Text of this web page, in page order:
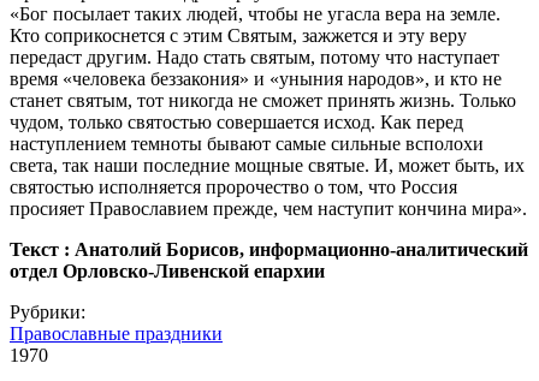
«Бог посылает таких людей, чтобы не угасла вера на земле.
Кто соприкоснется с этим Святым, зажжется и эту веру
передаст другим. Надо стать святым, потому что наступает
время «человека беззакония» и «уныния народов», и кто не
станет святым, тот никогда не сможет принять жизнь. Только
чудом, только святостью совершается исход. Как перед
наступлением темноты бывают самые сильные всполохи
света, так наши последние мощные святые. И, может быть, их
святостью исполняется пророчество о том, что Россия
просияет Православием прежде, чем наступит кончина мира».
Текст : Анатолий Борисов, информационно-аналитический
отдел Орловско-Ливенской епархии
Рубрики:
Православные праздники
1970